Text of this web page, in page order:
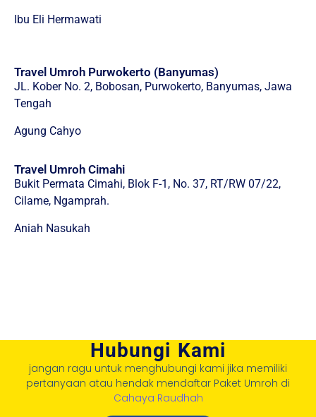
Ibu Eli Hermawati
Travel Umroh Purwokerto (Banyumas)
JL. Kober No. 2, Bobosan, Purwokerto, Banyumas, Jawa
Tengah
Agung Cahyo
Travel Umroh Cimahi
Bukit Permata Cimahi, Blok F-1, No. 37, RT/RW 07/22,
Cilame, Ngamprah.
Aniah Nasukah
Hubungi Kami
jangan ragu untuk menghubungi kami jika memiliki
pertanyaan atau hendak mendaftar Paket Umroh di
Cahaya Raudhah